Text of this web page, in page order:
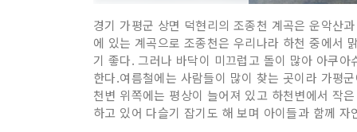
경기 가평군 상면 덕현리의 조종천 계곡은 운악산
에 있는 계곡으로 조종천은 우리나라 하천 중에서
기 좋다. 그러나 바닥이 미끄럽고 돌이 많아 아쿠
한다.여름철에는 사람들이 많이 찾는 곳이라 가평
천변 위쪽에는 평상이 늘어져 있고 하천변에서 작
하고 있어 다슬기 잡기도 해 보며 아이들과 함께